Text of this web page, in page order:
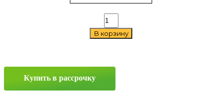
Количество
товара
Maxxis
225/45
94T
В корзину
Купить в рассрочку